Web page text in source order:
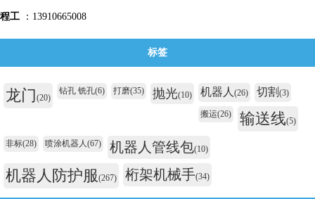
程工 ：13910665008
标签
龙门(20)
钻孔 铣孔(6) 打磨(35) 抛光(10) 机器人 (26) 切割 (3)
搬运(26) 输送线(5)
非标(28) 喷涂机器人(67) 机器人管线包(10)
机器人防护服(267) 桁架机械手(34)